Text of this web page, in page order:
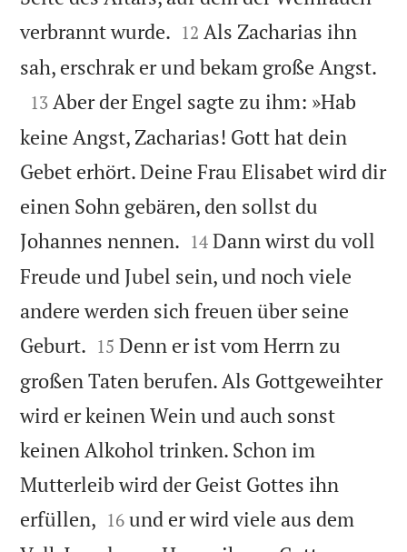
verbrannt wurde. 

12 Als Zacharias ihn
sah, erschrak er und bekam große Angst.

13 Aber der Engel sagte zu ihm: »Hab
keine Angst, Zacharias! Gott hat dein
Gebet erhört. Deine Frau Elisabet wird dir
einen Sohn gebären, den sollst du
Johannes nennen. 

14 Dann wirst du voll
Freude und Jubel sein, und noch viele
andere werden sich freuen über seine
Geburt. 

15 Denn er ist vom Herrn zu
großen Taten berufen. Als Gottgeweihter
wird er keinen Wein und auch sonst
keinen Alkohol trinken. Schon im
Mutterleib wird der Geist Gottes ihn
erfüllen, 

16 und er wird viele aus dem